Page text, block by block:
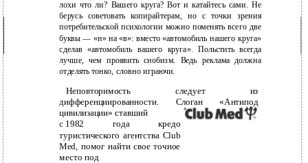
лохи что ли? Вашего круга? Вот и катайтесь сами. Не
берусь советовать копирайтерам, но с точки зрения
потребительской психологии можно поменять всего две
буквы — «н» на «в»: вместо «автомобиль нашего круга»
сделав «автомобиль вашего круга». Польстить всегда
лучше, чем проявить снобизм. Ведь реклама должна
отделять тонко, словно играючи.
Неповторимость следует из
дифференциированности. Слоган «Антипод
цивилизации» ставший
с 1982 года кредо
туристического агентства Сlub
Med, помог найти свое точное
место под